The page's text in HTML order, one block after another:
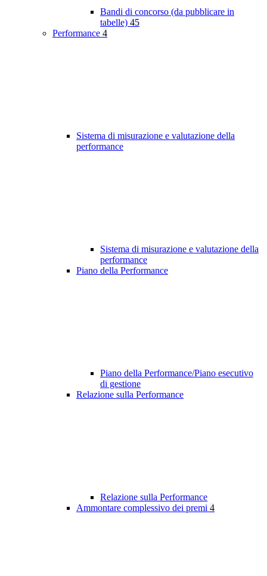
Bandi di concorso (da pubblicare in
tabelle) 45
Performance 4
Sistema di misurazione e valutazione della
performance
Sistema di misurazione e valutazione della
performance
Piano della Performance
Piano della Performance/Piano esecutivo
di gestione
Relazione sulla Performance
Relazione sulla Performance
Ammontare complessivo dei premi 4